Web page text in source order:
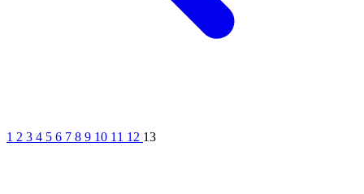
1 2 3 4 5 6 7 8 9 10 11 12 13